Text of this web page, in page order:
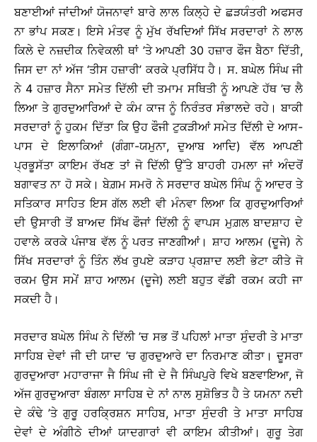
ਬਣਾਈਆਂ ਜਾਂਦੀਆਂ ਯੋਜਨਾਵਾਂ ਬਾਰੇ ਲਾਲ ਕਿਲ੍ਹੇ ਦੇ ਛੜਯੰਤਰੀ ਅਫਸਰ
ਨਾ ਭਾਂਪ ਸਕਣ। ਇਸੇ ਮੰਤਵ ਨੂੰ ਮੁੱਖ ਰੱਖਦਿਆਂ ਸਿੱਖ ਸਰਦਾਰਾਂ ਨੇ ਲਾਲ
ਕਿਲੇ ਦੇ ਨਜ਼ਦੀਕ ਨਿਵੇਕਲੀ ਥਾਂ ’ਤੇ ਆਪਣੀ 30 ਹਜ਼ਾਰ ਫੌਜ ਬੈਠਾ ਦਿੱਤੀ,
ਜਿਸ ਦਾ ਨਾਂ ਅੱਜ ‘ਤੀਸ ਹਜ਼ਾਰੀ’ ਕਰਕੇ ਪ੍ਰਸਿੱਧ ਹੈ। ਸ. ਬਘੇਲ ਸਿੰਘ ਜੀ
ਨੇ 4 ਹਜ਼ਾਰ ਸੈਨਾ ਸਮੇਤ ਦਿੱਲੀ ਦੀ ਤਮਾਮ ਸਥਿਤੀ ਨੂੰ ਆਪਣੇ ਹੱਥ ’ਚ ਲੈ
ਲਿਆ ਤੇ ਗੁਰਦੁਆਰਿਆਂ ਦੇ ਕੰਮ ਕਾਜ ਨੂੰ ਨਿਰੰਤਰ ਸੰਭਾਲਦੇ ਰਹੇ। ਬਾਕੀ
ਸਰਦਾਰਾਂ ਨੂੰ ਹੁਕਮ ਦਿੱਤਾ ਕਿ ਉਹ ਫੌਜੀ ਟੁਕੜੀਆਂ ਸਮੇਤ ਦਿੱਲੀ ਦੇ ਆਸ-
ਪਾਸ ਦੇ ਇਲਾਕਿਆਂ (ਗੰਗਾ-ਯਮੁਨਾ, ਦੁਆਬ ਆਦਿ) ਵੱਲ ਆਪਣੀ
ਪ੍ਰਭੂਸੱਤਾ ਕਾਇਮ ਰੱਖਣ ਤਾਂ ਜੋ ਦਿੱਲੀ ਉੱਤੇ ਬਾਹਰੀ ਹਮਲਾ ਜਾਂ ਅੰਦਰੋਂ
ਬਗਾਵਤ ਨਾ ਹੋ ਸਕੇ। ਬੇਗ਼ਮ ਸਮਰੋ ਨੇ ਸਰਦਾਰ ਬਘੇਲ ਸਿੰਘ ਨੂੰ ਆਦਰ ਤੇ
ਸਤਿਕਾਰ ਸਾਹਿਤ ਇਸ ਗੱਲ ਲਈ ਵੀ ਮੰਨਵਾ ਲਿਆ ਕਿ ਗੁਰਦੁਆਰਿਆਂ
ਦੀ ਉਸਾਰੀ ਤੋਂ ਬਾਅਦ ਸਿੱਖ ਫੌਜਾਂ ਦਿੱਲੀ ਨੂੰ ਵਾਪਸ ਮੁਗ਼ਲ ਬਾਦਸ਼ਾਹ ਦੇ
ਹਵਾਲੇ ਕਰਕੇ ਪੰਜਾਬ ਵੱਲ ਨੂੰ ਪਰਤ ਜਾਣਗੀਆਂ। ਸ਼ਾਹ ਆਲਮ (ਦੂਜੇ) ਨੇ
ਸਿੱਖ ਸਰਦਾਰਾਂ ਨੂੰ ਤਿੰਨ ਲੱਖ ਰੁਪਏ ਕੜਾਹ ਪ੍ਰਸ਼ਾਦ ਲਈ ਭੇਟਾ ਕੀਤੇ ਜੋ
ਰਕਮ ਉਸ ਸਮੇਂ ਸ਼ਾਹ ਆਲਮ (ਦੂਜੇ) ਲਈ ਬਹੁਤ ਵੱਡੀ ਰਕਮ ਕਹੀ ਜਾ
ਸਕਦੀ ਹੈ।
ਸਰਦਾਰ ਬਘੇਲ ਸਿੰਘ ਨੇ ਦਿੱਲੀ ’ਚ ਸਭ ਤੋਂ ਪਹਿਲਾਂ ਮਾਤਾ ਸੁੰਦਰੀ ਤੇ ਮਾਤਾ
ਸਾਹਿਬ ਦੇਵਾਂ ਜੀ ਦੀ ਯਾਦ ’ਚ ਗੁਰਦੁਆਰੇ ਦਾ ਨਿਰਮਾਣ ਕੀਤਾ। ਦੂਸਰਾ
ਗੁਰਦੁਆਰਾ ਮਹਾਰਾਜਾ ਜੈ ਸਿੰਘ ਜੀ ਦੇ ਜੈ ਸਿੰਘਪੁਰੇ ਵਿਖੇ ਬਣਵਾਇਆ, ਜੋ
ਅੱਜ ਗੁਰਦੁਆਰਾ ਬੰਗਲਾ ਸਾਹਿਬ ਦੇ ਨਾਂ ਨਾਲ ਸੁਸ਼ੋਭਿਤ ਹੈ ਤੇ ਯਮਨਾ ਨਦੀ
ਦੇ ਕੰਢੇ ’ਤੇ ਗੁਰੂ ਹਰਕ੍ਰਿਸ਼ਨ ਸਾਹਿਬ, ਮਾਤਾ ਸੁੰਦਰੀ ਤੇ ਮਾਤਾ ਸਾਹਿਬ
ਦੇਵਾਂ ਦੇ ਅੰਗੀਠੇ ਦੀਆਂ ਯਾਦਗਾਰਾਂ ਵੀ ਕਾਇਮ ਕੀਤੀਆਂ। ਗੁਰੂ ਤੇਗ